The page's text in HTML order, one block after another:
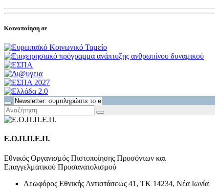
Κοινοποίηση σε
Ε.Ο.Π.Π.Ε.Π.
Εθνικός Οργανισμός Πιστοποίησης Προσόντων και
Επαγγελματικού Προσανατολισμού
Λεωφόρος Εθνικής Αντιστάσεως 41, ΤΚ 14234, Νέα Ιωνία